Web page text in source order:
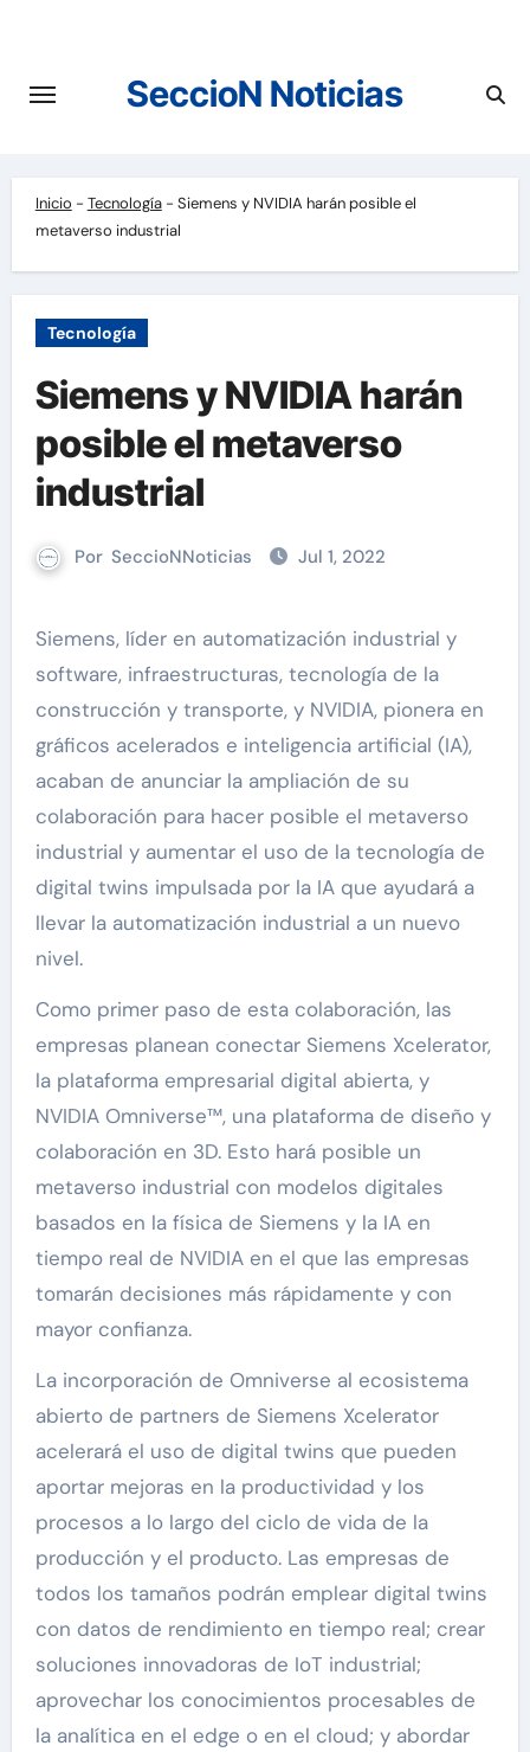
contenido
SeccioN Noticias
Inicio - Tecnología- Siemens y NVIDIA harán posible el
metaverso industrial
Tecnología
Siemens y NVIDIA harán
posible el metaverso
industrial
Por SeccioNNoticias Jul 1, 2022
Siemens, líder en automatización industrial y
software, infraestructuras, tecnología de la
construcción y transporte, y NVIDIA, pionera en
gráficos acelerados e inteligencia artificial (IA),
acaban de anunciar la ampliación de su
colaboración para hacer posible el metaverso
industrial y aumentar el uso de la tecnología de
digital twins impulsada por la IA que ayudará a
llevar la automatización industrial a un nuevo
nivel.
Como primer paso de esta colaboración, las
empresas planean conectar Siemens Xcelerator,
la plataforma empresarial digital abierta, y
NVIDIA Omniverse™, una plataforma de diseño y
colaboración en 3D. Esto hará posible un
metaverso industrial con modelos digitales
basados en la física de Siemens y la IA en
tiempo real de NVIDIA en el que las empresas
tomarán decisiones más rápidamente y con
mayor confianza.
La incorporación de Omniverse al ecosistema
abierto de partners de Siemens Xcelerator
acelerará el uso de digital twins que pueden
aportar mejoras en la productividad y los
procesos a lo largo del ciclo de vida de la
producción y el producto. Las empresas de
todos los tamaños podrán emplear digital twins
con datos de rendimiento en tiempo real; crear
soluciones innovadoras de IoT industrial;
aprovechar los conocimientos procesables de
la analítica en el edge o en el cloud; y abordar